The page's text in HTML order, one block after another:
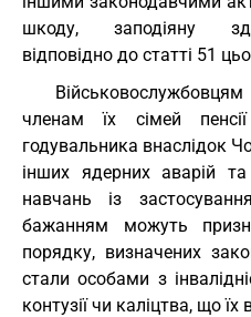
шкоду, заподіяну
відповідно до статті 51
Військовослужбовцям
членам їх сімей
годувальника внаслідок
інших ядерних аварій
навчань із
бажанням можуть
порядку, визначених
стали особами з
контузії чи каліцтва, що